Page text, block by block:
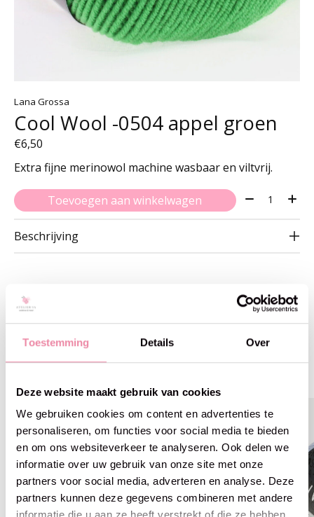
Toestemming Details Over
Deze website maakt gebruik van cookies
We gebruiken cookies om content en advertenties te
personaliseren, om functies voor social media te bieden
en om ons websiteverkeer te analyseren. Ook delen we
informatie over uw gebruik van onze site met onze
partners voor social media, adverteren en analyse. Deze
partners kunnen deze gegevens combineren met andere
Lana Grossa
Cool Wool -0504 appel groen
€6,50
Extra fijne merinowol machine wasbaar en viltvrij.
Toevoegen aan winkelwagen Aantal:
Beschrijving
Gerelateerde producten